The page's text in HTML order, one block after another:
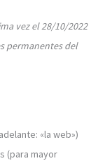
vez el 28/10/2022
permanentes del
«la web»)
(para mayor